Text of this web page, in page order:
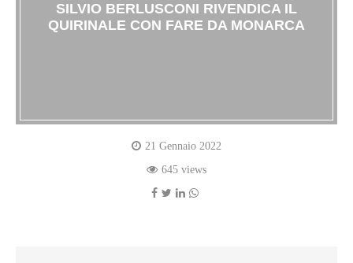
SILVIO BERLUSCONI RIVENDICA IL
QUIRINALE CON FARE DA MONARCA
21 Gennaio 2022
645 views